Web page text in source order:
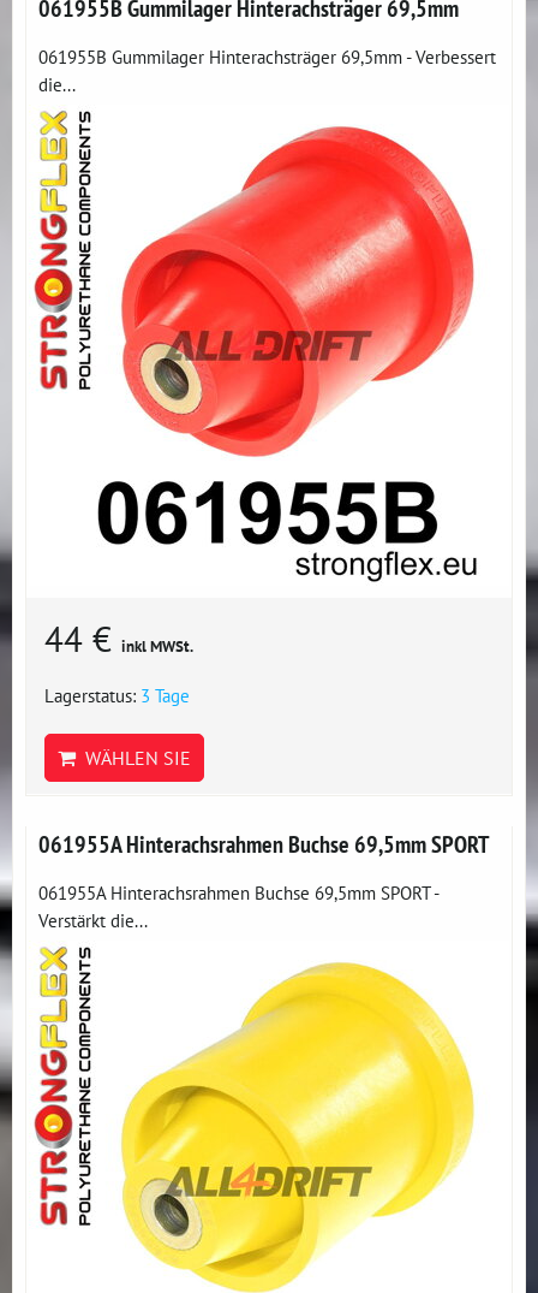
061955B Gummilager Hinterachsträger 69,5mm
061955B Gummilager Hinterachsträger 69,5mm - Verbessert
die...
44 € inkl MWSt.
Lagerstatus: 3 Tage
WÄHLEN SIE
061955A Hinterachsrahmen Buchse 69,5mm SPORT
061955A Hinterachsrahmen Buchse 69,5mm SPORT -
Verstärkt die...